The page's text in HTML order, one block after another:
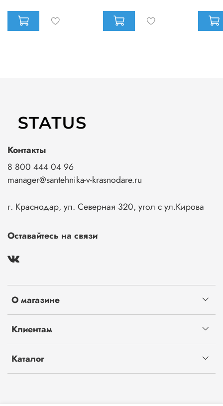
О магазине
Клиентам
Каталог
Контакты
8 800 444 04 96
manager@santehnika-v-krasnodare.ru
г. Краснодар, ул. Северная 320, угол с ул.Кирова
Оставайтесь на связи